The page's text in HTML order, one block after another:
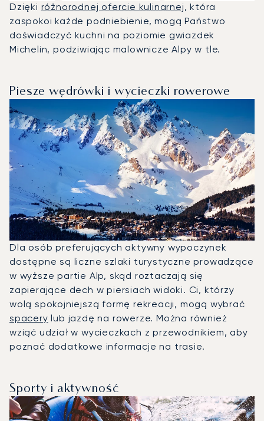
Dzięki różnorodnej ofercie kulinarnej, która
zaspokoi każde podniebienie, mogą Państwo
doświadczyć kuchni na poziomie gwiazdek
Michelin, podziwiając malownicze Alpy w tle.
Piesze wędrówki i wycieczki rowerowe
Dla osób preferujących aktywny wypoczynek
dostępne są liczne szlaki turystyczne prowadzące
w wyższe partie Alp, skąd roztaczają się
zapierające dech w piersiach widoki. Ci, którzy
wolą spokojniejszą formę rekreacji, mogą wybrać
spacery lub jazdę na rowerze. Można również
wziąć udział w wycieczkach z przewodnikiem, aby
poznać dodatkowe informacje na trasie.
Sporty i aktywność